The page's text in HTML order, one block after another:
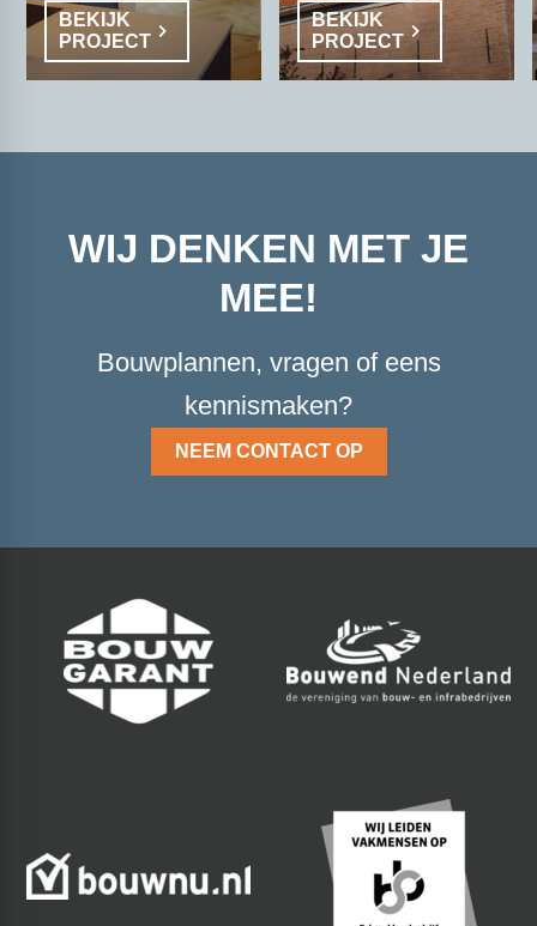
BEKIJK
PROJECT
BEKIJK
PROJECT
WIJ DENKEN MET JE
MEE!
Bouwplannen, vragen of eens
kennismaken?
NEEM CONTACT OP